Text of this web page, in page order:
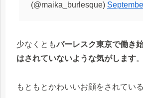
(@maika_burlesque)
少なくともバーレスク東京で働き
はされていないような気がします。
もともとかわいいお顔をされてい